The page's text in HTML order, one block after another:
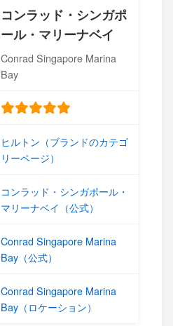
コンラッド・シンガポ
ール・マリーナベイ
Conrad Singapore Marina
Bay
ヒルトン（ブランドのカテゴ
リーページ）
コンラッド・シンガポール・
マリーナベイ（公式）
Conrad Singapore Marina
Bay（公式）
Conrad Singapore Marina
Bay（ロケーション）